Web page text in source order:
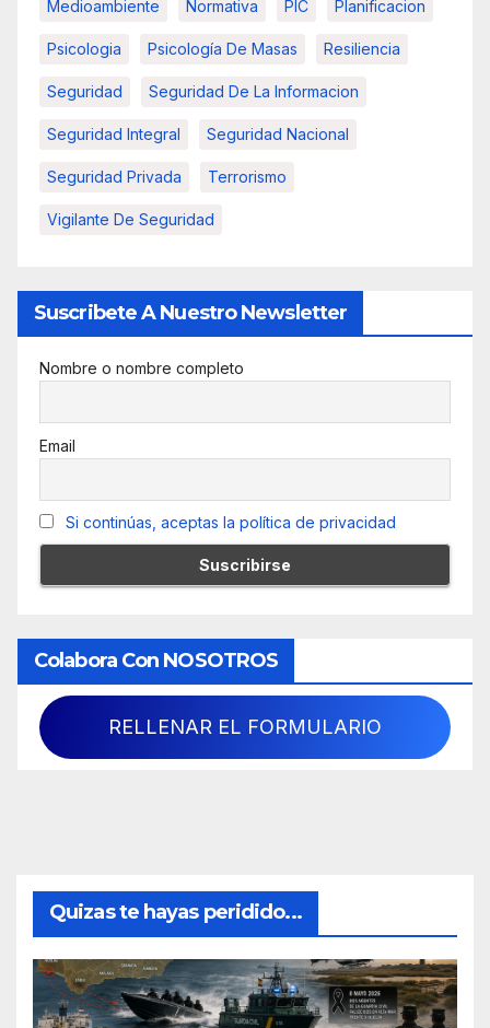
Medioambiente Normativa PIC Planificacion
Psicologia Psicología De Masas Resiliencia
Seguridad Seguridad De La Informacion
Seguridad Integral Seguridad Nacional
Seguridad Privada Terrorismo
Vigilante De Seguridad
Suscribete A Nuestro Newsletter
Nombre o nombre completo
Email
Si continúas, aceptas la política de privacidad
Colabora Con NOSOTROS
RELLENAR EL FORMULARIO
Quizas te hayas peridido...